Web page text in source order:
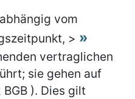
vom
>
vertraglichen
sie gehen auf
). Dies gilt